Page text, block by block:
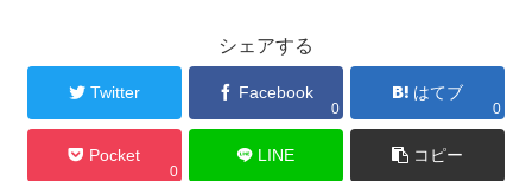
シェアする
Twitter Facebook
0
はてブ
0
Pocket
0
LINE コピー